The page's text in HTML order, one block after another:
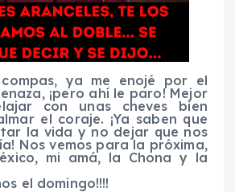
ya me enojé por el
¡pero ahí le paro! Mejor
con unas cheves bien
el coraje. ¡Ya saben que
la vida y no dejar que nos
Nos vemos para la próxima,
mi amá, la Chona y la
el domingo!!!!